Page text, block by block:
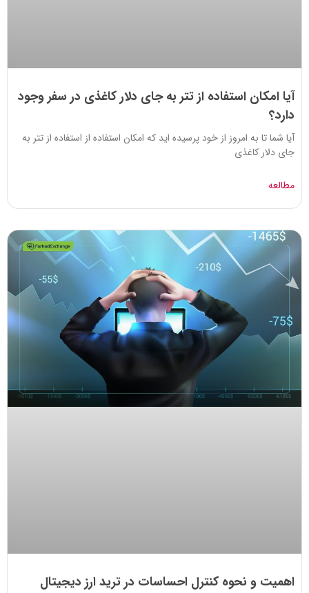
آیا امکان استفاده از تتر به جای دلار کاغذی در سفر وجود
دارد؟
آیا شما تا به امروز از خود پرسیده اید که امکان استفاده از استفاده از تتر به
جای دلار کاغذی
مطالعه
اهمیت و نحوه کنترل احساسات در ترید ارز دیجیتال